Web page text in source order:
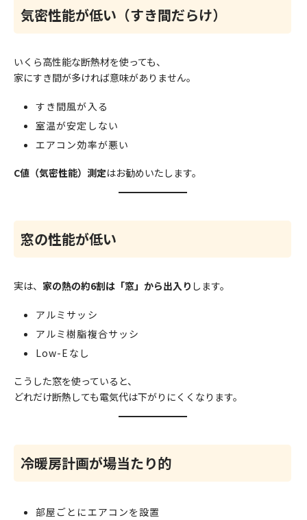
気密性能が低い（すき間だらけ）
いくら高性能な断熱材を使っても、
家にすき間が多ければ意味がありません。
すき間風が入る
室温が安定しない
エアコン効率が悪い
C値（気密性能）測定はお勧めいたします。
窓の性能が低い
実は、 家の熱の約6割は「窓」から出入り します。
アルミサッシ
アルミ樹脂複合サッシ
Low-Eなし
こうした窓を使っていると、
どれだけ断熱しても電気代は下がりにくくなります。
冷暖房計画が場当たり的
部屋ごとにエアコンを設置